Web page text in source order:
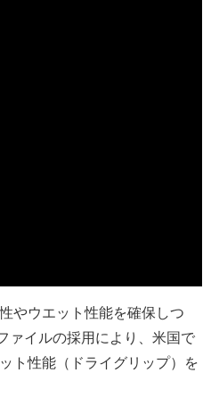
やウエット性能を確保しつ
ァイルの採用により、米国で
ト性能（ドライグリップ）を